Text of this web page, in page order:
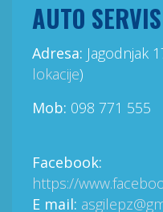
AUTO
Adresa: Jagodnjak
lokacije)
Mob: 098 771 555
Facebook:
https://
E mail: